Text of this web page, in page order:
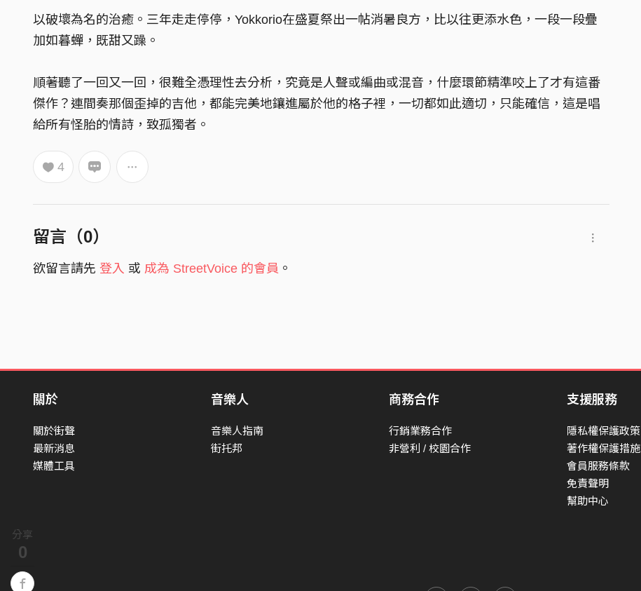
分享
0
以破壞為名的治癒。三年走走停停，Yokkorio在盛夏祭出一帖消暑良方，比以往更添水色，一段一段疊
加如暮蟬，既甜又躁。
順著聽了一回又一回，很難全憑理性去分析，究竟是人聲或編曲或混音，什麼環節精準咬上了才有這番
傑作？連間奏那個歪掉的吉他，都能完美地鑲進屬於他的格子裡，一切都如此適切，只能確信，這是唱
給所有怪胎的情詩，致孤獨者。
4
留言（0）
欲留言請先 登入 或 成為 StreetVoice 的會員 。
關於
關於街聲
最新消息
媒體工具
音樂人
音樂人指南
街托邦
商務合作
行銷業務合作
非營利 / 校園合作
支援服務
隱私權保護政策
著作權保護措施
會員服務條款
免責聲明
幫助中心